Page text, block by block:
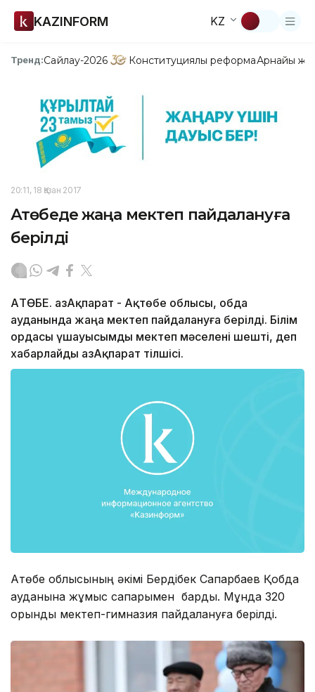
KAZINFORM KZ
Тренд:Сайлау-2026 Конституциялық реформаАрнайы
20:11, 18 Қазан 2017
Ақтөбеде жаңа мектеп пайдалануға
берілді
АҚТӨБЕ. ҚазАқпарат - Ақтөбе облысы, Қобда
ауданында жаңа мектеп пайдалануға берілді. Білім
ордасы үшауысымды мектеп мәселені шешті, деп
хабарлайды ҚазАқпарат тілшісі.
Ақтөбе облысының әкімі Бердібек Сапарбаев Қобда
ауданына жұмыс сапарымен барды. Мұнда 320
орынды мектеп-гимназия пайдалануға берілді.